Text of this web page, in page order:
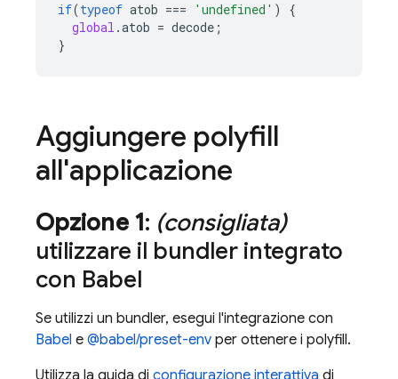
if(typeof atob === 'undefined' )
{
global .atob = decode ;
}
Aggiungere polyfill
all'applicazione
Opzione 1: (consigliata)
utilizzare il bundler integrato
con Babel
Se utilizzi un bundler, esegui l'integrazione con
Babel e @babel/preset-env per ottenere i polyfill.